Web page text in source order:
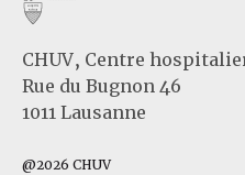
CHUV, Centre
Rue du Bugnon 46
1011 Lausanne
@2026 CHUV